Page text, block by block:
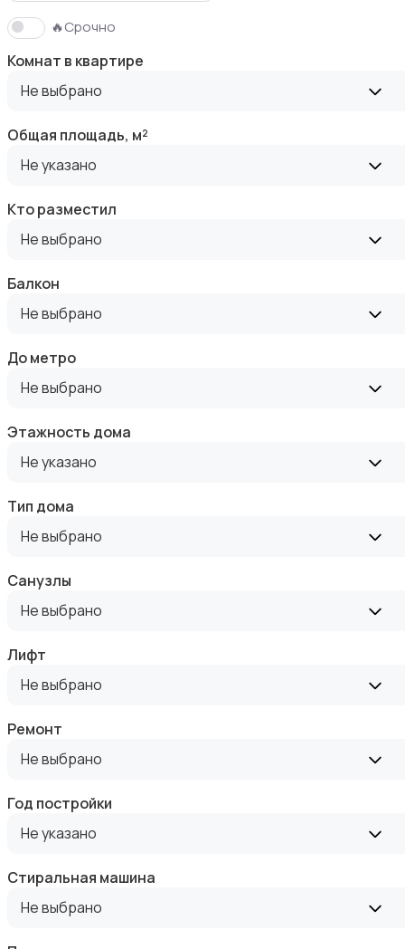
Продажа участка
Аренда квартиры длительно
Аренда комнаты длительно
Аренда квартиры посуточно
Аренда дома посуточно
🔥Срочно
Комнат в квартире
Не выбрано
Общая площадь, м²
Не указано
Кто разместил
Не выбрано
Балкон
Не выбрано
До метро
Не выбрано
Этажность дома
Не указано
Тип дома
Не выбрано
Санузлы
Не выбрано
Лифт
Не выбрано
Ремонт
Не выбрано
Год постройки
Не указано
Стиральная машина
Не выбрано